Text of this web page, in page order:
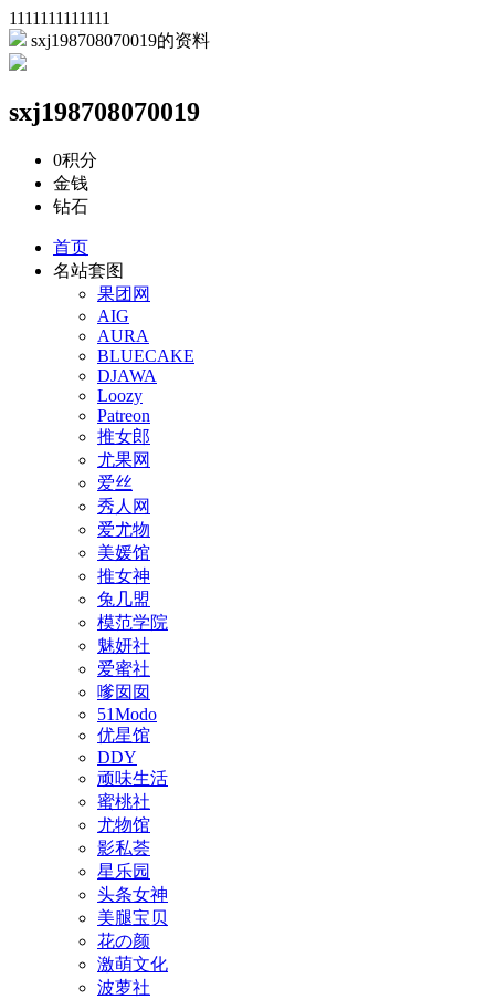
1111111111111
sxj198708070019的资料
sxj198708070019
0积分
金钱
钻石
首页
名站套图
果团网
AIG
AURA
BLUECAKE
DJAWA
Loozy
Patreon
推女郎
尤果网
爱丝
秀人网
爱尤物
美媛馆
推女神
兔几盟
模范学院
魅妍社
爱蜜社
嗲囡囡
51Modo
优星馆
DDY
顽味生活
蜜桃社
尤物馆
影私荟
星乐园
头条女神
美腿宝贝
花の颜
激萌文化
波萝社